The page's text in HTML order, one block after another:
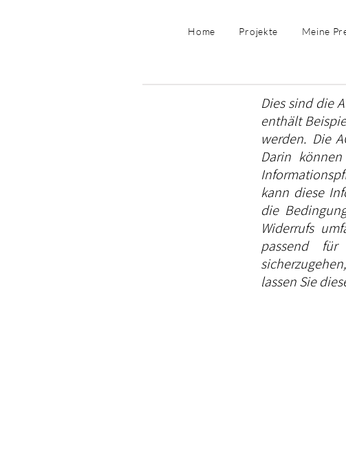
Home Projekte Meine
Dies sind die
enthält
werden. Die
Darin
kann diese
die
Widerrufs
passend
lassen Sie